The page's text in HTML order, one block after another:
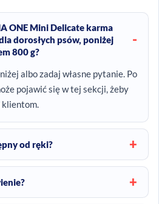
ONE Mini Delicate karma
dorosłych psów, poniżej
800 g?
albo zadaj własne pytanie. Po
pojawić się w tej sekcji, żeby
klientom.
od ręki?